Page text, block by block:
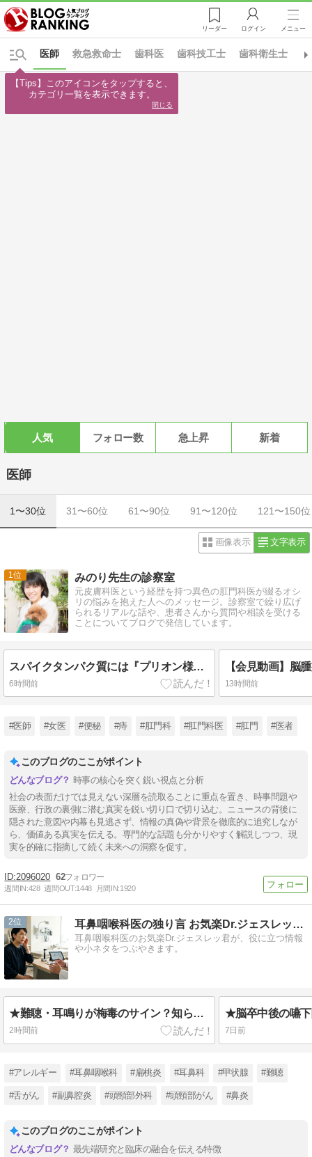
リーダー ログイン メニュー
医師 救急救命士 歯科医 歯科技工士 歯科衛生士
人気 フォロー数 急上昇 新着
医師
1〜30位 31〜60位 61〜90位 91〜120位 121〜150位
画像表示 文字表示
1 みのり先生の診察室
元皮膚科医という経歴を持つ異色の肛門科医が綴るオシ
リの悩みを抱えた人へのメッセージ。診察室で繰り広げ
られるリアルな話や、患者さんから質問や相談を受ける
ことについてブログで発信しています。
スパイクタンパク質には『プリオン様』の性質がある？神経変性疾患との関係を論文から読み解く
6時間前 13時間前
#医師 #女医 #便秘 #痔 #肛門科 #肛門科医 #肛門 #医者
このブログのここがポイント
時事の核心を突く鋭い視点と分析
社会の表面だけでは見えない深層を読取ることに重点を置き、時事問題や
医療、行政の裏側に潜む真実を鋭い切り口で切り込む。ニュースの背後に
隠された意図や内幕も見逃さず、情報の真偽や背景を徹底的に追究しなが
ら、価値ある真実を伝える。専門的な話題も分かりやすく解説しつつ、現
実を的確に指摘して続く未来への洞察を促す。
2096020 62
週間IN:428 週間OUT:1448 月間IN:1920
2 耳鼻咽喉科医の独り言 お気楽Dr.ジェスレッ君のブログ
耳鼻咽喉科医のお気楽Dr.ジェスレッ君が、役に立つ情報
や小ネタをつぶやきます。
★難聴・耳鳴りが梅毒のサイン？知られざる「耳梅毒」を耳鼻科医が解説
2時間前 7日前
#アレルギー #耳鼻咽喉科 #扁桃炎 #耳鼻科 #甲状腺 #難聴
#舌がん #副鼻腔炎 #頭頸部外科 #頭頸部がん #鼻炎
このブログのここがポイント
最先端研究と臨床の融合を伝える特徴
【Tips】このアイコンをタップすると、
カテゴリ一覧を表示できます。
閉じる